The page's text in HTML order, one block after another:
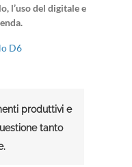
l’uso del digitale e
produttivi e
tanto